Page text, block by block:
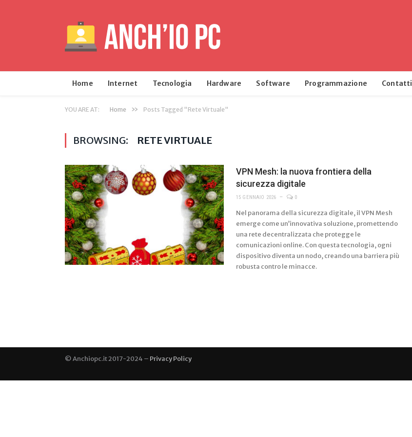
Home Internet Tecnologia Hardware Software Programmazione Contatti
YOU ARE AT: Home » Posts Tagged "Rete Virtuale"
BROWSING: RETE VIRTUALE
VPN Mesh: la nuova frontiera della
sicurezza digitale
15 GENNAIO 2026 0
Nel panorama della sicurezza digitale, il VPN Mesh
emerge come un’innovativa soluzione, promettendo
una rete decentralizzata che protegge le
comunicazioni online. Con questa tecnologia, ogni
dispositivo diventa un nodo, creando una barriera più
robusta contro le minacce.
© Anchiopc.it 2017-2024 – Privacy Policy